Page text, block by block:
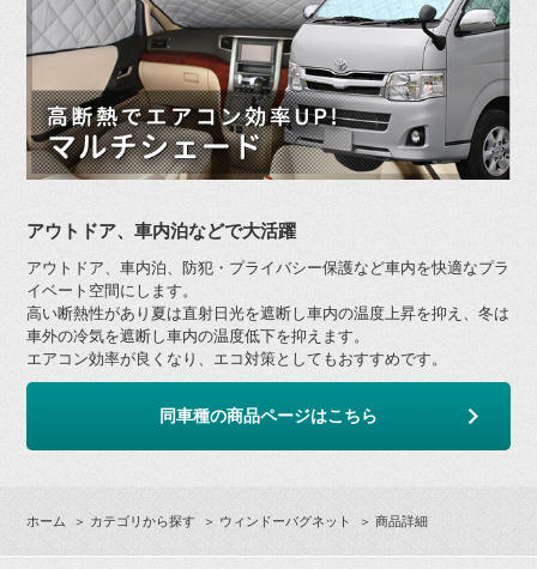
アウトドア、車内泊などで大活躍
アウトドア、車内泊、防犯・プライバシー保護など車内を快適なプラ
イベート空間にします。
高い断熱性があり夏は直射日光を遮断し車内の温度上昇を抑え、冬は
車外の冷気を遮断し車内の温度低下を抑えます。
エアコン効率が良くなり、エコ対策としてもおすすめです。
同車種の商品ページはこちら
ホーム ＞ カテゴリから探す ＞ ウィンドーバグネット ＞ 商品詳細